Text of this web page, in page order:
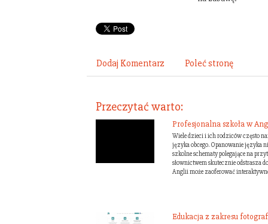
Dodaj Komentarz Poleć stronę
Przeczytać warto:
Profesjonalna szkoła w
Wiele dzieci i ich rodziców często
języka obcego. Opanowanie języka
szkolne schematy polegające na
słownictwem skutecznie odstrasza
Anglii może zaoferować
Edukacja z zakresu